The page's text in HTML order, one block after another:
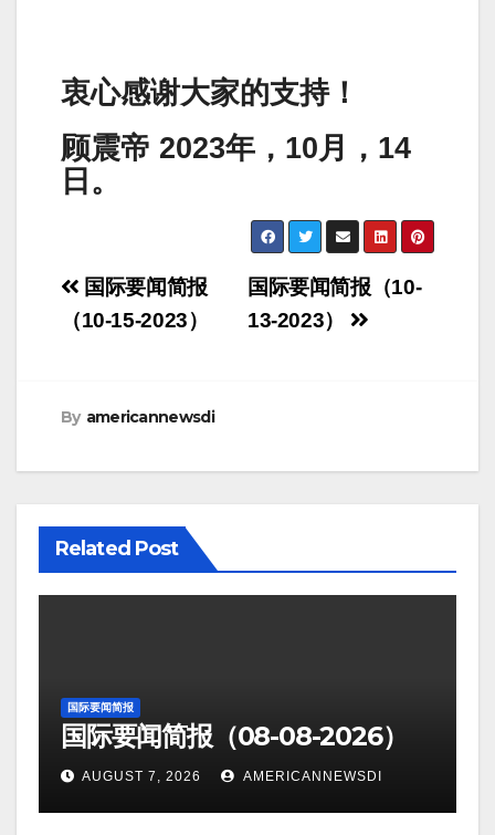
衷心感谢大家的支持！
顾震帝 2023年，10月，14
日。
Post
navigation
国际要闻简报（10-
13-2023）
国际要闻简报
（10-15-2023）
By americannewsdi
Related Post
国际要闻简报
国际要闻简报（08-08-2026）
AUGUST 7, 2026 AMERICANNEWSDI